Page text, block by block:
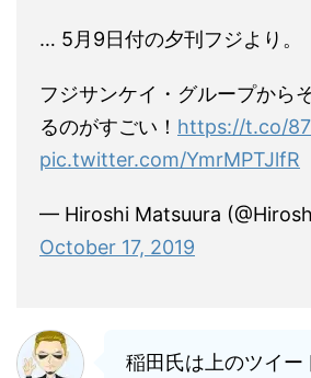
… 5月9日付の夕刊フジより。
フジサンケイ・グループから
るのがすごい！ https://t.co/
pic.twitter.com/YmrMPTJlfR
— Hiroshi Matsuura
October 17, 2019
稲田氏は上のツイー